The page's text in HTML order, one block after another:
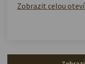
Zobrazit celou